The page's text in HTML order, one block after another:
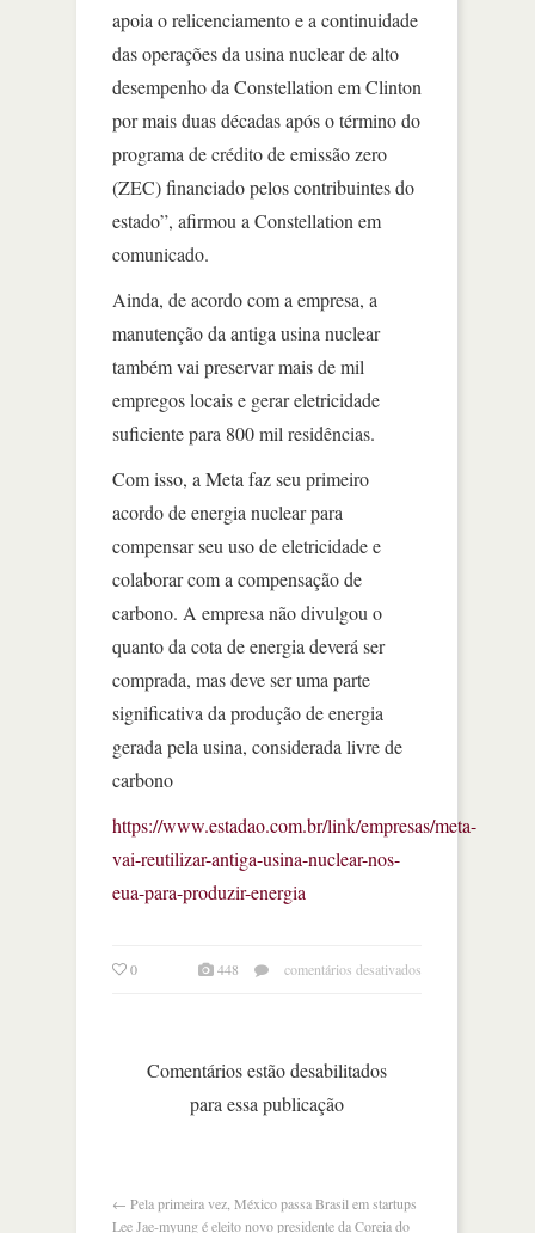
apoia o relicenciamento e a continuidade
das operações da usina nuclear de alto
desempenho da Constellation em Clinton
por mais duas décadas após o término do
programa de crédito de emissão zero
(ZEC) financiado pelos contribuintes do
estado”, afirmou a Constellation em
comunicado.
Ainda, de acordo com a empresa, a
manutenção da antiga usina nuclear
também vai preservar mais de mil
empregos locais e gerar eletricidade
suficiente para 800 mil residências.
Com isso, a Meta faz seu primeiro
acordo de energia nuclear para
compensar seu uso de eletricidade e
colaborar com a compensação de
carbono. A empresa não divulgou o
quanto da cota de energia deverá ser
comprada, mas deve ser uma parte
significativa da produção de energia
gerada pela usina, considerada livre de
carbono
https://www.estadao.com.br/link/empresas/meta-
vai-reutilizar-antiga-usina-nuclear-nos-
eua-para-produzir-energia
0 448 comentários desativados
Comentários estão desabilitados
para essa publicação
← Pela primeira vez, México passa Brasil em startups
Lee Jae-myung é eleito novo presidente da Coreia do